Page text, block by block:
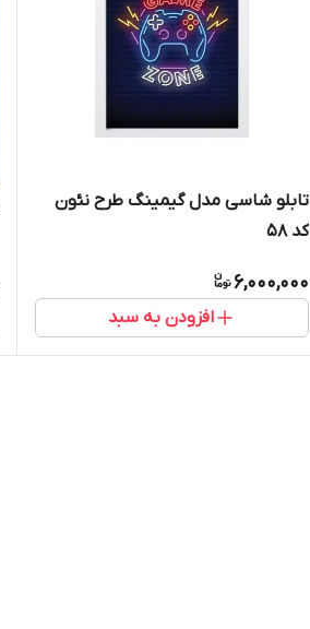
تابلو شاسی مدل گیمینگ طرح نئون
کد 58
6,000,000
افزودن به سبد